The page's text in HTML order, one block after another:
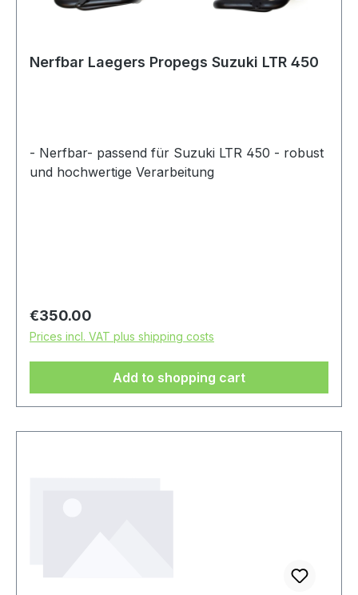
Nerfbar Laegers Propegs Suzuki LTR 450
- Nerfbar- passend für Suzuki LTR 450 - robust
und hochwertige Verarbeitung
Regular price:
€350.00
Prices incl. VAT plus shipping costs
Add to shopping cart